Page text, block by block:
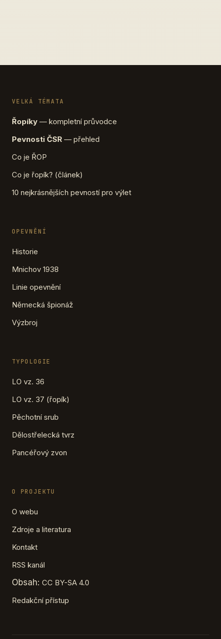
VELKÁ TÉMATA
Řopíky — kompletní průvodce
Pevnosti ČSR — přehled
Co je ŘOP
Co je řopík? (článek)
10 nejkrásnějších pevností pro výlet
OPEVNĚNÍ
Historie
Mnichov 1938
Linie opevnění
Německá špionáž
Výzbroj
TYPOLOGIE
LO vz. 36
LO vz. 37 (řopík)
Pěchotní srub
Dělostřelecká tvrz
Pancéřový zvon
O PROJEKTU
O webu
Zdroje a literatura
Kontakt
RSS kanál
Obsah: CC BY-SA 4.0
Redakční přístup